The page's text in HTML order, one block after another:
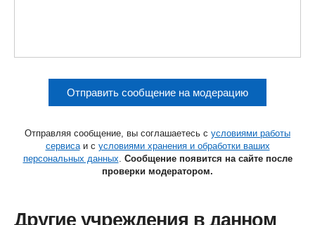
Отправить сообщение на модерацию
Отправляя сообщение, вы соглашаетесь с условиями работы
сервисаи с условиями хранения и обработки ваших
персональных данных. Сообщение появится на сайте после
проверки модератором.
Другие учреждения в данном